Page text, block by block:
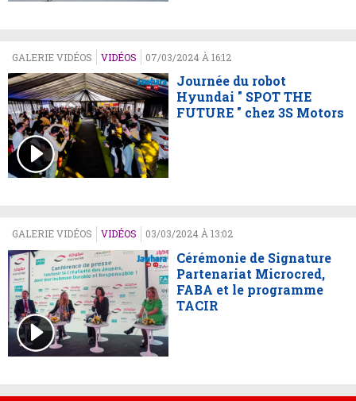
GALERIE VIDÉOS VIDÉOS 07/03/2024 À 16:12
Journée du robot
Hyundai " SPOT THE
FUTURE " chez 3S Motors
GALERIE VIDÉOS VIDÉOS 03/03/2024 À 13:02
Cérémonie de Signature
Partenariat Microcred,
FABA et le programme
TACIR